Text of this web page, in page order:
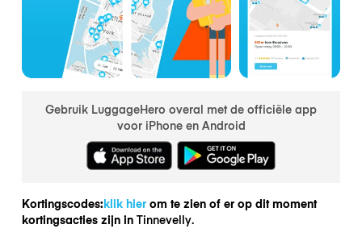
Gebruik LuggageHero overal met de officiële app
voor iPhone en Android
Kortingscodes:klik hierom te zien of er op dit moment
kortingsacties zijn in Tinnevelly.